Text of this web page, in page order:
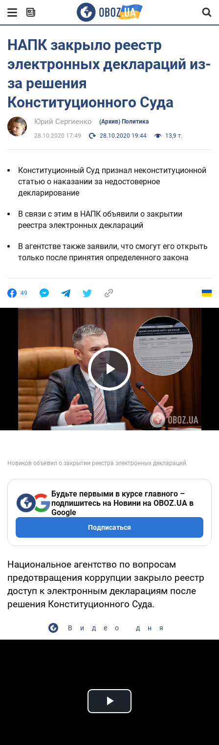
НАПК закрыло реестр
электронных деклараций из-
за решения
Конституционного Суда
Юрий Сергиенко (Архив) Политика
28.10.2020 17:49 28.10.2020 19:44 13,9 т.
Конституционный Суд признал неконституционной
статью о наказании за недостоверное
декларирование
В связи с этим в НАПК объявили о закрытии
реестра электронных деклараций
В агентстве также заявили, что смогут его открыть
только после принятия определенного закона
49
Play Video
Будьте первыми в курсе главного –
подпишитесь на Новини на OBOZ.UA в
Google
Подписаться
Национальное агентство по вопросам
предотвращения коррупции закрыло реестр
доступ к электронным декларациям после
решения Конституционного Суда.
Видео дня
Play Video